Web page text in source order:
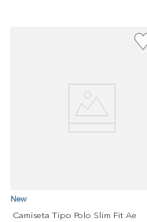
New
Camiseta Tipo Polo Slim Fit Ae